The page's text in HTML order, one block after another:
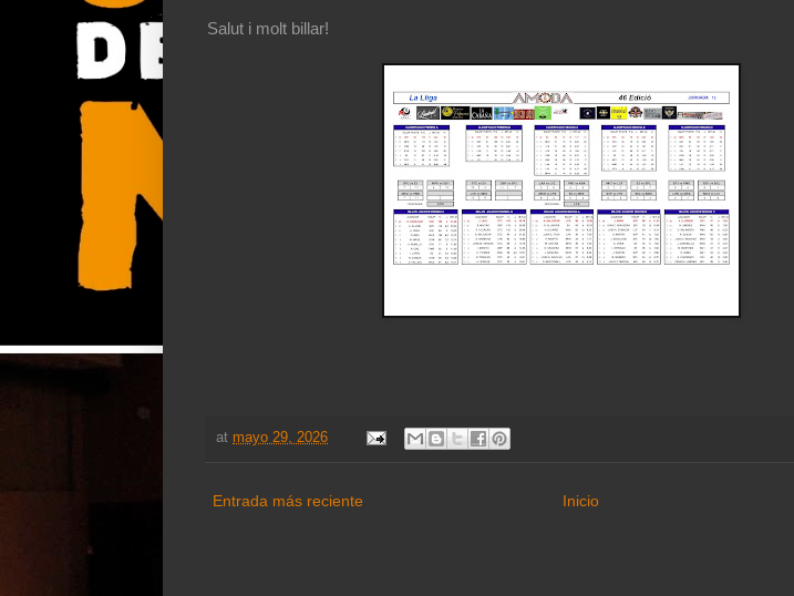
Salut i molt billar!
at mayo 29, 2026
Entrada más reciente Inicio